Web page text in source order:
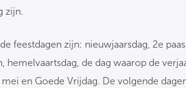
zijn.
feestdagen zijn: nieuwjaarsdag, 2e
hemelvaartsdag, de dag waarop de
en Goede Vrijdag. De volgende